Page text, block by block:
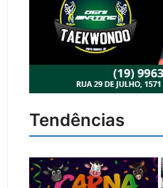
Tendências